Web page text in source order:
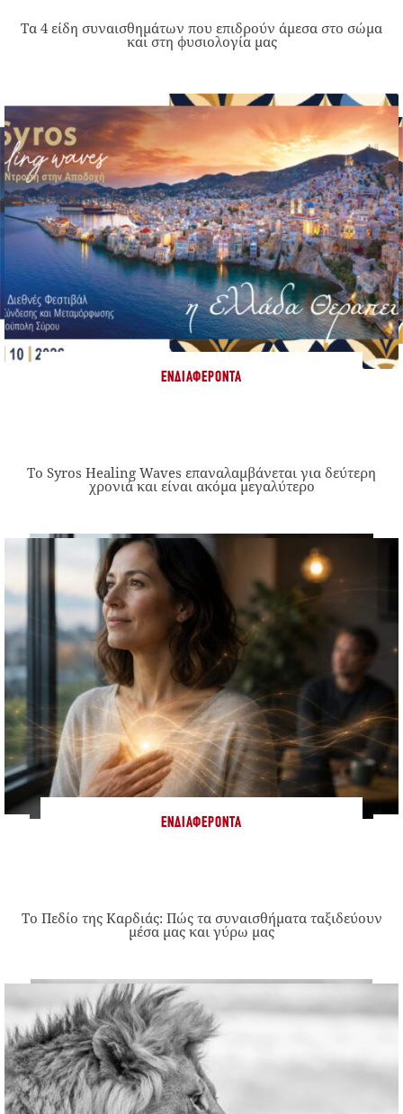
Τα 4 είδη συναισθημάτων που επιδρούν άμεσα στο σώμα
και στη φυσιολογία μας
ΕΝΔΙΑΦΈΡΟΝΤΑ
Το Syros Healing Waves επαναλαμβάνεται για δεύτερη
χρονιά και είναι ακόμα μεγαλύτερο
ΕΝΔΙΑΦΈΡΟΝΤΑ
Το Πεδίο της Καρδιάς: Πώς τα συναισθήματα ταξιδεύουν
μέσα μας και γύρω μας